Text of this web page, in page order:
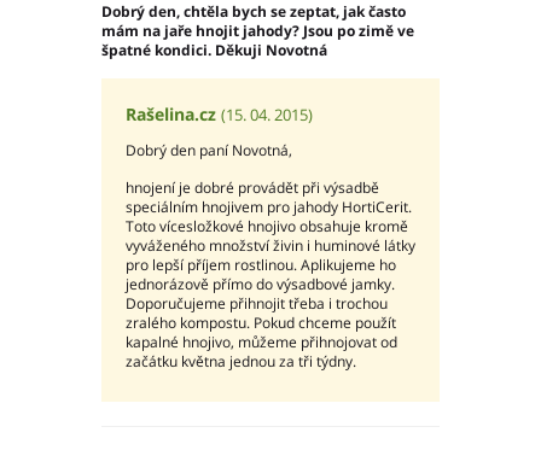
Dobrý den, chtěla bych se zeptat, jak často
mám na jaře hnojit jahody? Jsou po zimě ve
špatné kondici. Děkuji Novotná
Rašelina.cz (15. 04. 2015)
Dobrý den paní Novotná,
hnojení je dobré provádět při výsadbě
speciálním hnojivem pro jahody HortiCerit.
Toto vícesložkové hnojivo obsahuje kromě
vyváženého množství živin i huminové látky
pro lepší příjem rostlinou. Aplikujeme ho
jednorázově přímo do výsadbové jamky.
Doporučujeme přihnojit třeba i trochou
zralého kompostu. Pokud chceme použít
kapalné hnojivo, můžeme přihnojovat od
začátku května jednou za tři týdny.